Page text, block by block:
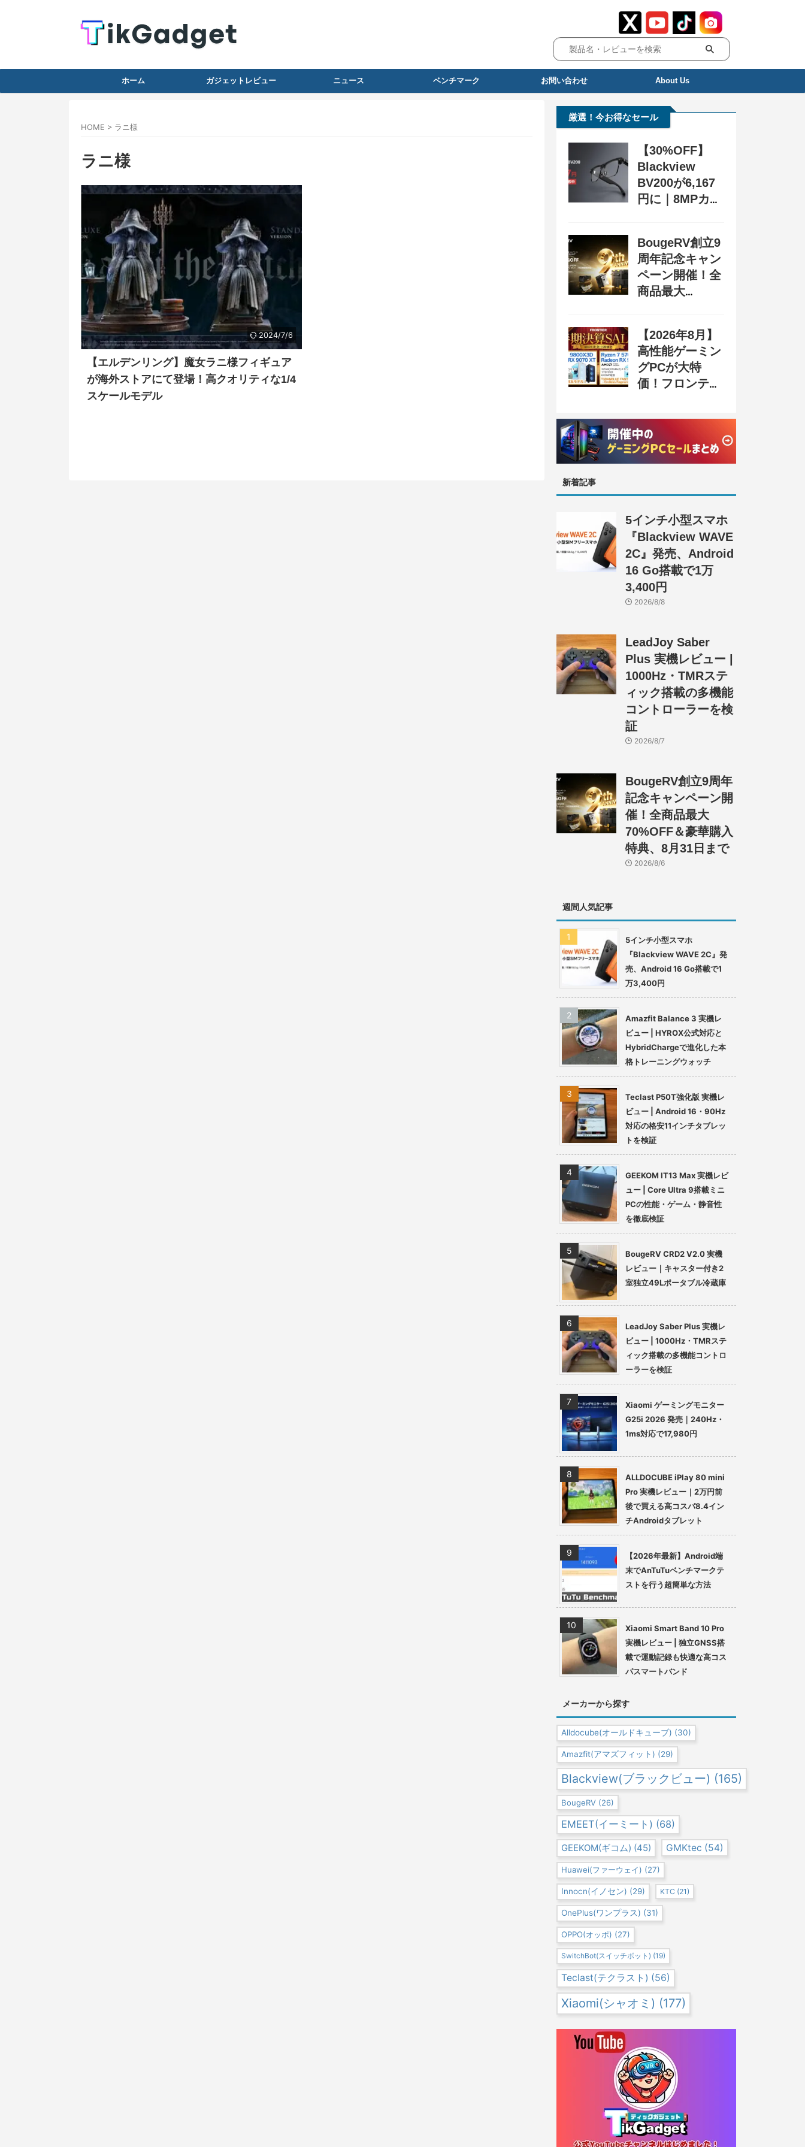
ホーム ガジェットレビュー ニュース ベンチマーク お問い合わせ About Us
HOME > ラニ様
ラニ様
2024/7/6
【エルデンリング】魔女ラニ様フィギュア
が海外ストアにて登場！高クオリティな1/4
スケールモデル
厳選！今お得なセール
【30%OFF】
Blackview
BV200が6,167
円に｜8MPカメ
ン配布中
BougeRV創立9
周年記念キャン
ペーン開催！全
商品最大
31日まで
【2026年8月】
高性能ゲーミン
グPCが大特
価！フロンティ
SALE 奥義』開
催、セール情報
まとめ
新着記事
5インチ小型スマホ
『Blackview WAVE
2C』発売、Android
16 Go搭載で1万
3,400円
2026/8/8
LeadJoy Saber
Plus 実機レビュー |
1000Hz・TMRステ
ィック搭載の多機能
コントローラーを検
証
2026/8/7
BougeRV創立9周年
記念キャンペーン開
催！全商品最大
70%OFF＆豪華購入
特典、8月31日まで
2026/8/6
週間人気記事
5インチ小型スマホ
『Blackview WAVE 2C』発
売、Android 16 Go搭載で1
万3,400円
Amazfit Balance 3 実機レ
ビュー | HYROX公式対応と
HybridChargeで進化した本
格トレーニングウォッチ
Teclast P50T強化版 実機レ
ビュー | Android 16・90Hz
対応の格安11インチタブレッ
トを検証
GEEKOM IT13 Max 実機レビ
ュー | Core Ultra 9搭載ミニ
PCの性能・ゲーム・静音性
を徹底検証
BougeRV CRD2 V2.0 実機
レビュー｜キャスター付き2
室独立49Lポータブル冷蔵庫
LeadJoy Saber Plus 実機レ
ビュー | 1000Hz・TMRステ
ィック搭載の多機能コントロ
ーラーを検証
Xiaomi ゲーミングモニター
G25i 2026 発売｜240Hz・
1ms対応で17,980円
ALLDOCUBE iPlay 80 mini
Pro 実機レビュー｜2万円前
後で買える高コスパ8.4イン
チAndroidタブレット
【2026年最新】Android端
末でAnTuTuベンチマークテ
ストを行う超簡単な方法
Xiaomi Smart Band 10 Pro
実機レビュー | 独立GNSS搭
載で運動記録も快適な高コス
パスマートバンド
メーカーから探す
Alldocube(オールドキューブ) (30)
Amazfit(アマズフィット) (29)
Blackview(ブラックビュー) (165)
BougeRV (26)
EMEET(イーミート) (68)
GEEKOM(ギコム) (45) GMKtec (54)
Huawei(ファーウェイ) (27)
Innocn(イノセン) (29) KTC (21)
OnePlus(ワンプラス) (31)
OPPO(オッポ) (27)
SwitchBot(スイッチボット) (19)
Teclast(テクラスト) (56)
Xiaomi(シャオミ) (177)